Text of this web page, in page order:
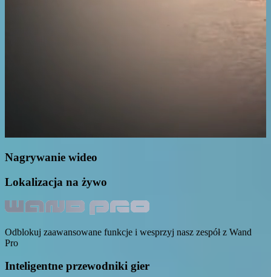
Nagrywanie wideo
Lokalizacja na żywo
Odblokuj zaawansowane funkcje i wesprzyj nasz zespół z Wand
Pro
Inteligentne przewodniki gier